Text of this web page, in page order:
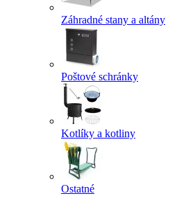
Záhradné stany a altány
Poštové schránky
Kotlíky a kotliny
Ostatné